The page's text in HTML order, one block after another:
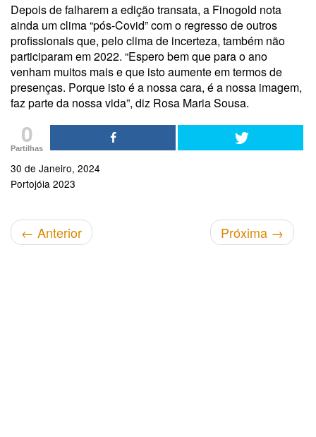
Depois de falharem a edição transata, a Finogold nota
ainda um clima “pós-Covid” com o regresso de outros
profissionais que, pelo clima de incerteza, também não
participaram em 2022. “Espero bem que para o ano
venham muitos mais e que isto aumente em termos de
presenças. Porque isto é a nossa cara, é a nossa imagem,
faz parte da nossa vida”, diz Rosa Maria Sousa.
0
Partilhas
30 de Janeiro, 2024
Portojóia 2023
← Anterior Próxima →